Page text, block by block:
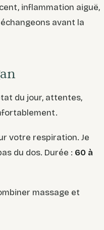
inflammation aiguë,
avant la
du jour, attentes,
votre respiration. Je
du dos. Durée : 60 à
massage et